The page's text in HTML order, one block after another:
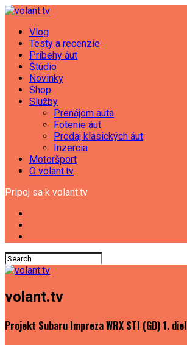
Vlog
Testy a recenzie
Príbehy áut
Štúdio
Novinky
Shop
Služby
Prenájom auta
Fotenie áut
Predaj klasických áut
Inzercia
Motoršport
O volant.tv
Pripoj sa k volant.tv
volant.tv
Projekt Subaru Impreza WRX STI (GD) 1. diel